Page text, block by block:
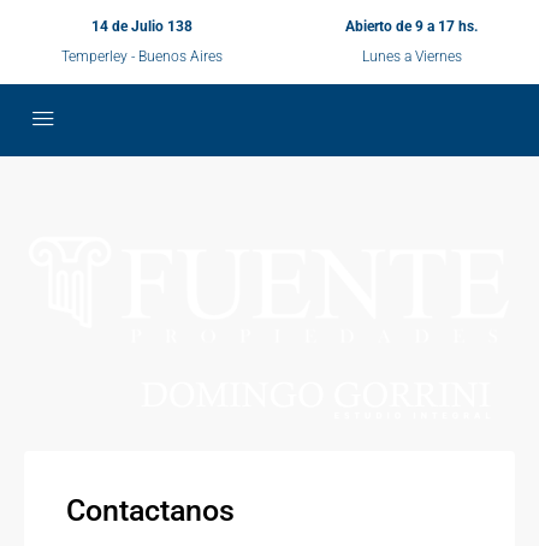
14 de Julio 138
Temperley - Buenos Aires
Abierto de 9 a 17 hs.
Lunes a Viernes
Contactanos